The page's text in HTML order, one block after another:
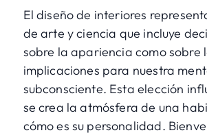
El diseño de interiores
de arte y ciencia que incluye
sobre la apariencia como sobre
implicaciones para nuestra
subconsciente. Esta elección
se crea la atmósfera de una
cómo es su personalidad.